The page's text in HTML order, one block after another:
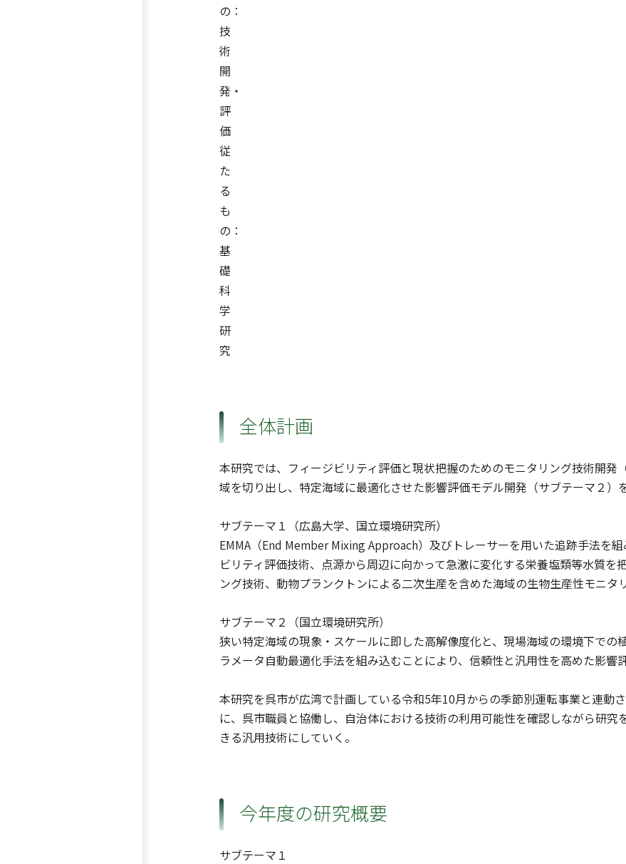
の：
技
術
開
発・
評
価
従
た
る
も
の：
基
礎
科
学
研
究
全体計画
本研究では、フィージビリティ評価と現状把握のためのモニタリング技術開
域を切り出し、特定海域に最適化させた影響評価モデル開発（サブテーマ２）を
サブテーマ１（広島大学、国立環境研究所）
EMMA（End Member Mixing Approach）及びトレーサーを用いた追跡手法を
ビリティ評価技術、点源から周辺に向かって急激に変化する栄養塩類等水質を
ング技術、動物プランクトンによる二次生産を含めた海域の生物生産性モニタ
サブテーマ２（国立環境研究所）
狭い特定海域の現象・スケールに即した高解像度化と、現場海域の環境下で
ラメータ自動最適化手法を組み込むことにより、信頼性と汎用性を高めた影響
本研究を呉市が広湾で計画している令和5年10月からの季節別運転事業と連動
に、呉市職員と協働し、自治体における技術の利用可能性を確認しながら研
きる汎用技術にしていく。
今年度の研究概要
サブテーマ１